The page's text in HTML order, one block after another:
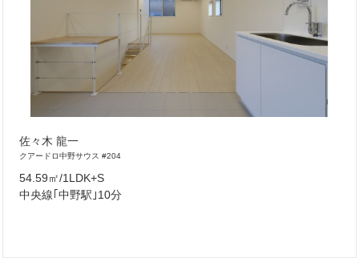
佐々木 龍一
クアードロ中野サウス #204
54.59㎡/1LDK+S
中央線｢中野駅｣10分